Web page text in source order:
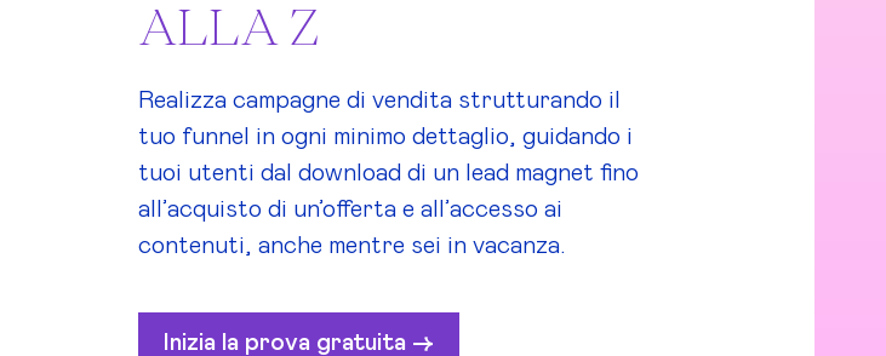
ALLA Z
Realizza campagne di vendita strutturando il
tuo funnel in ogni minimo dettaglio, guidando i
tuoi utenti dal download di un lead magnet fino
all’acquisto di un’offerta e all’accesso ai
contenuti, anche mentre sei in vacanza.
Inizia la prova gratuita ->